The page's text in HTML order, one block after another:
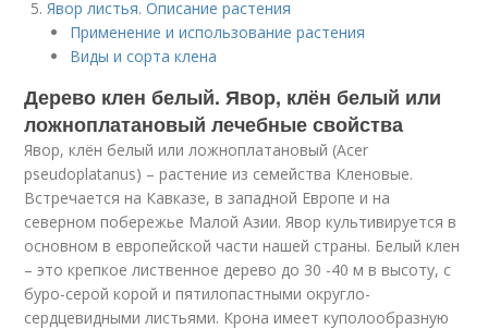
Явор листья. Описание растения
Применение и использование растения
Виды и сорта клена
Дерево клен белый. Явор, клён белый или
ложноплатановый лечебные свойства
Явор, клён белый или ложноплатановый (Acer
pseudoplatanus) – растение из семейства Кленовые.
Встречается на Кавказе, в западной Европе и на
северном побережье Малой Азии. Явор культивируется в
основном в европейской части нашей страны. Белый клен
– это крепкое лиственное дерево до 30 -40 м в высоту, с
буро-серой корой и пятилопастными округло-
сердцевидными листьями. Крона имеет куполообразную